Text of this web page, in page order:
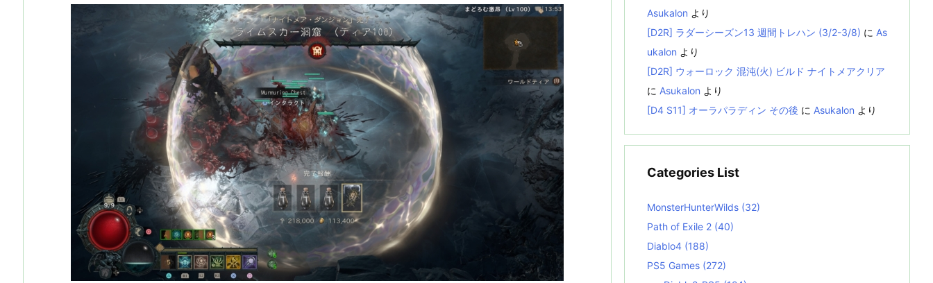
Asukalon より
[D2R] ラダーシーズン13 週間トレハン (3/2-3/8) に As
ukalon より
[D2R] ウォーロック 混沌(火) ビルド ナイトメアクリア
に Asukalon より
[D4 S11] オーラパラディン その後 に Asukalon より
Categories List
MonsterHunterWilds (32)
Path of Exile 2 (40)
Diablo4 (188)
PS5 Games (272)